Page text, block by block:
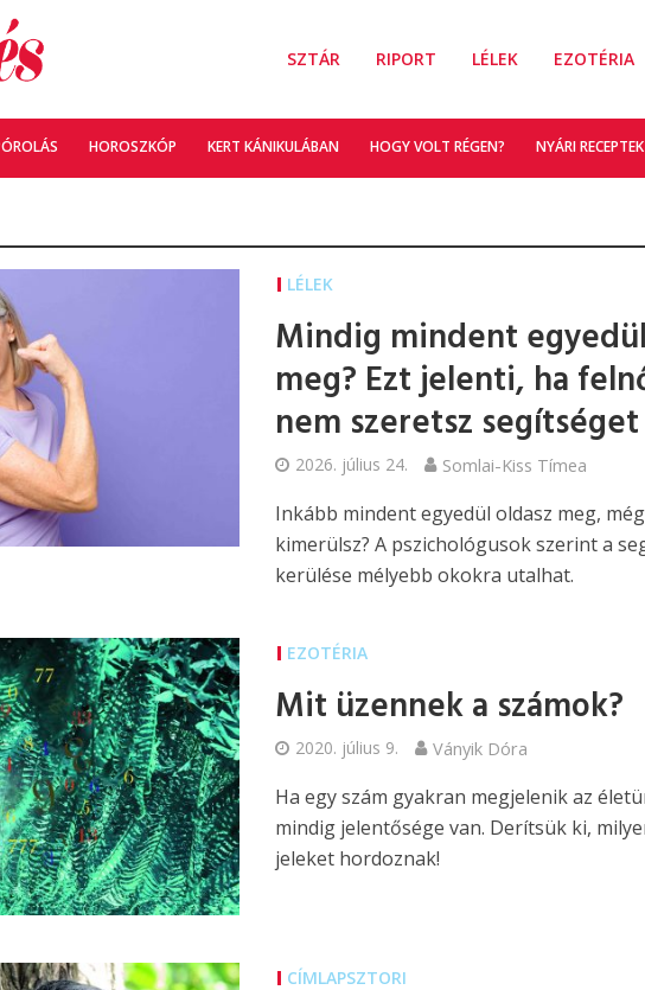
SZTÁR RIPORT LÉLEK EZOTÉRIA
HOROSZKÓP KERT KÁNIKULÁBAN HOGY VOLT RÉGEN? NYÁRI RECEPTEK
LÉLEK
Mindig mindent
meg? Ezt jelenti, ha
nem szeretsz
2026. július 24. Somlai-Kiss Tímea
Inkább mindent egyedül oldasz meg,
kimerülsz? A pszichológusok szerint a
kerülése mélyebb okokra utalhat.
EZOTÉRIA
Mit üzennek a számok?
2020. július 9. Ványik Dóra
Ha egy szám gyakran megjelenik az
mindig jelentősége van. Derítsük ki,
jeleket hordoznak!
CÍMLAPSZTORI